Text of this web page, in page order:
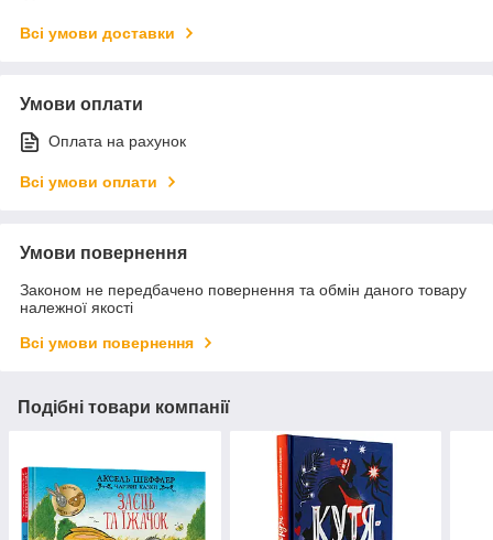
Всі умови доставки
Умови оплати
Оплата на рахунок
Всі умови оплати
Умови повернення
Законом не передбачено повернення та обмін даного товару
належної якості
Всі умови повернення
Подібні товари компанії